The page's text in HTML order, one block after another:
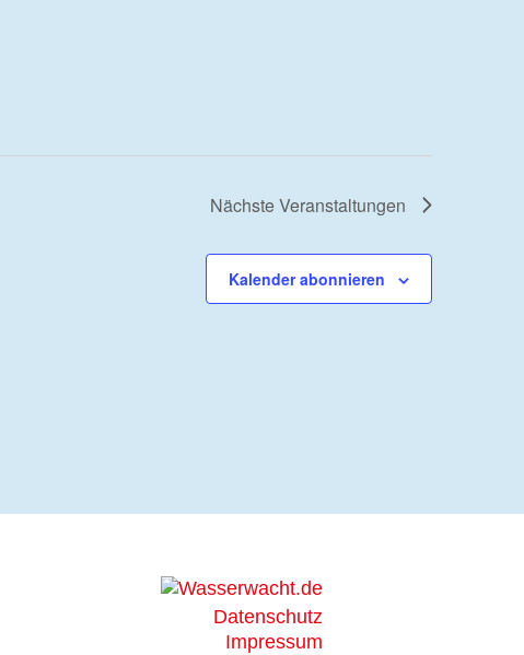
NächsteVeranstaltungen
Kalender abonnieren
Datenschutz
Impressum